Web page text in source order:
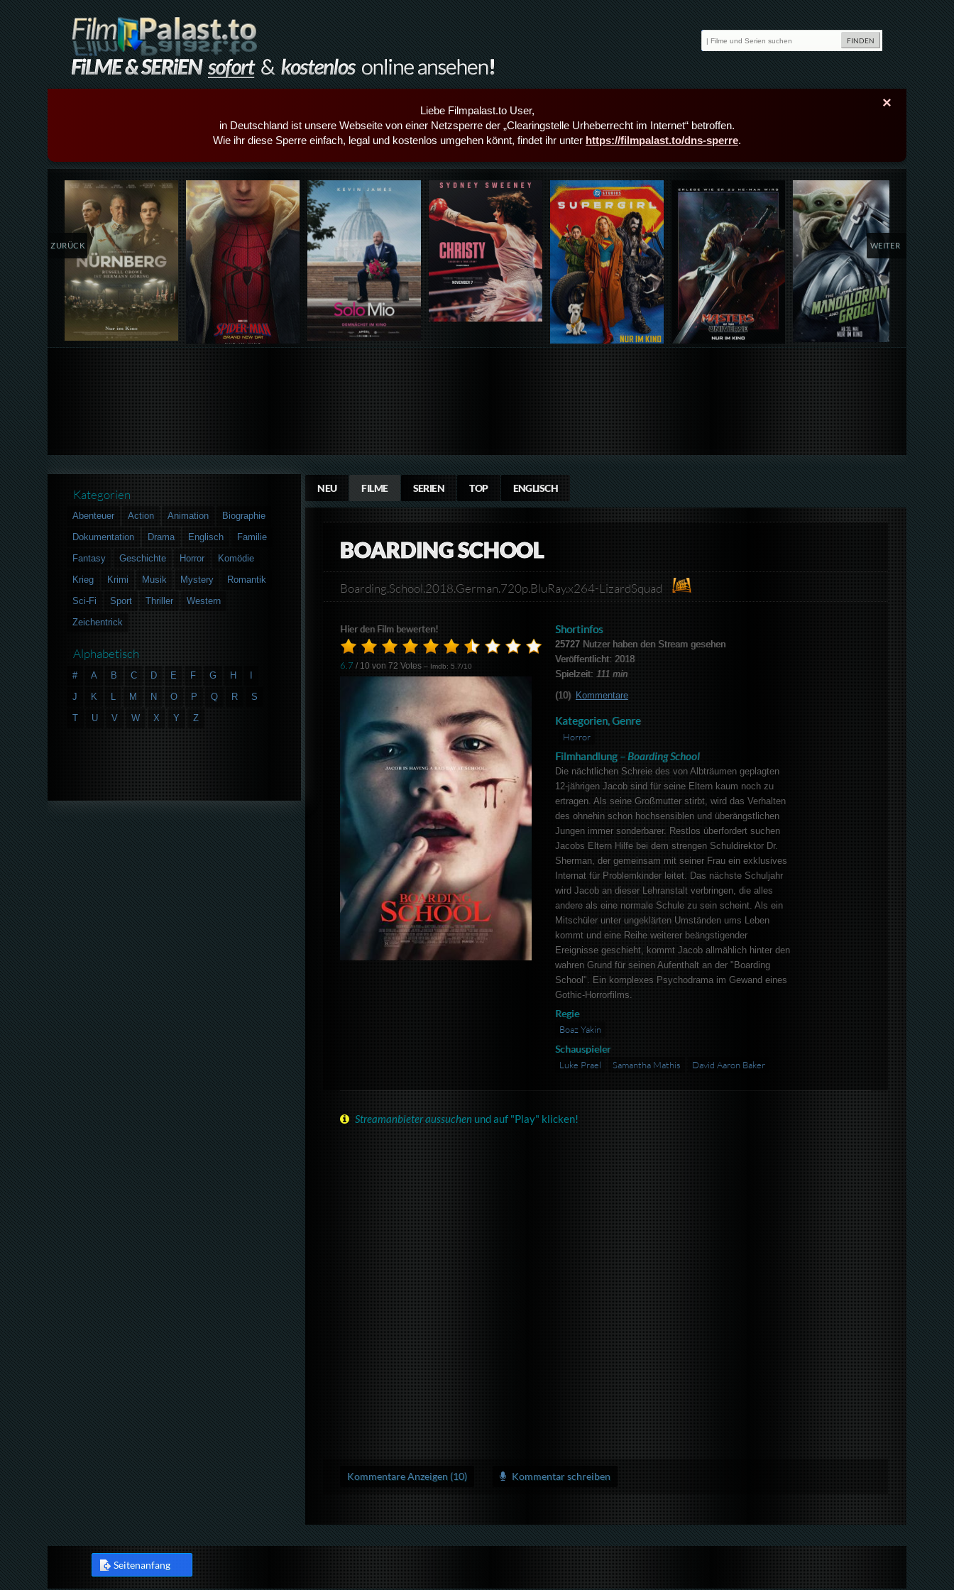
×
Liebe Filmpalast.to User,
in Deutschland ist unsere Webseite von einer Netzsperre der „Clearingstelle Urheberrecht im Internet“ betroffen.
Wie ihr diese Sperre einfach, legal und kostenlos umgehen könnt, findet ihr unter https://filmpalast.to/dns-sperre.
Details,Play Details,Play Details,Play Details,Play Details,Play Details,Play Details,Play
ZURÜCK WEITER
NEU FILME SERIEN TOP ENGLISCH
BOARDING SCHOOL
Boarding.School.2018.German.720p.BluRay.x264-LizardSquad
Hier den Film bewerten!
6.7 / 10 von72 Votes – Imdb: 5.7/10
Shortinfos
25727Nutzer haben den Stream gesehen
Veröffentlicht: 2018
Spielzeit: 111 min
(10) Kommentare
Kategorien, Genre
Horror
Filmhandlung – Boarding School
Die nächtlichen Schreie des von Albträumen geplagten
12-jährigen Jacob sind für seine Eltern kaum noch zu
ertragen. Als seine Großmutter stirbt, wird das Verhalten
des ohnehin schon hochsensiblen und überängstlichen
Jungen immer sonderbarer. Restlos überfordert suchen
Jacobs Eltern Hilfe bei dem strengen Schuldirektor Dr.
Sherman, der gemeinsam mit seiner Frau ein exklusives
Internat für Problemkinder leitet. Das nächste Schuljahr
wird Jacob an dieser Lehranstalt verbringen, die alles
andere als eine normale Schule zu sein scheint. Als ein
Mitschüler unter ungeklärten Umständen ums Leben
kommt und eine Reihe weiterer beängstigender
Ereignisse geschieht, kommt Jacob allmählich hinter den
wahren Grund für seinen Aufenthalt an der "Boarding
School". Ein komplexes Psychodrama im Gewand eines
Gothic-Horrorfilms.
Regie
Boaz Yakin
Schauspieler
Luke Prael Samantha Mathis David Aaron Baker
Streamanbieter aussuchen und auf "Play" klicken!
Kommentare Anzeigen (10) Kommentar schreiben
Kategorien
Abenteuer Action Animation
Biographie
Dokumentation
Drama Englisch
Familie
Fantasy
Geschichte Horror
Komödie
Krieg
Krimi Musik Mystery
Romantik
Sci-Fi
Sport Thriller
Western
Zeichentrick
Alphabetisch
# A B C D E F G H
J
K L M N O P Q R
S
T
U V W X Y Z
Seitenanfang